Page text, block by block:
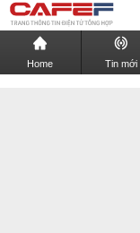
Home Tin mới